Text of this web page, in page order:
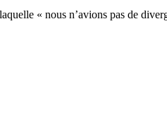
« nous n’avions pas de